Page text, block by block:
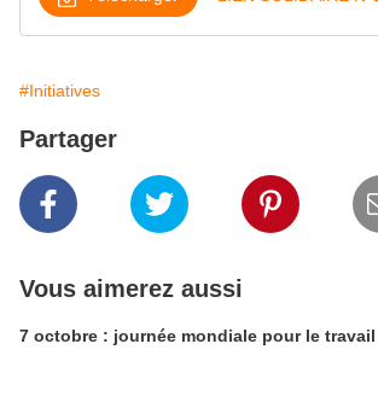
#Initiatives
Partager
Vous aimerez aussi
7 octobre : journée mondiale pour le